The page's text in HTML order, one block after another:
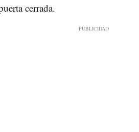
cerrada.